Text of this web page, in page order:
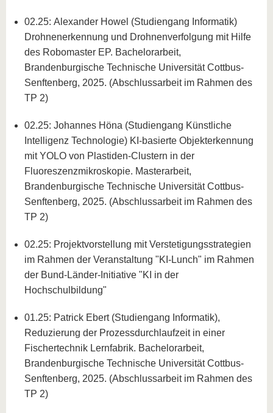
02.25: Alexander Howel (Studiengang Informatik)
Drohnenerkennung und Drohnenverfolgung mit Hilfe
des Robomaster EP. Bachelorarbeit,
Brandenburgische Technische Universität Cottbus-
Senftenberg, 2025. (Abschlussarbeit im Rahmen des
TP 2)
02.25: Johannes Höna (Studiengang Künstliche
Intelligenz Technologie) KI-basierte Objekterkennung
mit YOLO von Plastiden-Clustern in der
Fluoreszenzmikroskopie. Masterarbeit,
Brandenburgische Technische Universität Cottbus-
Senftenberg, 2025. (Abschlussarbeit im Rahmen des
TP 2)
02.25: Projektvorstellung mit Verstetigungsstrategien
im Rahmen der Veranstaltung "KI-Lunch" im Rahmen
der Bund-Länder-Initiative "KI in der
Hochschulbildung"
01.25: Patrick Ebert (Studiengang Informatik),
Reduzierung der Prozessdurchlaufzeit in einer
Fischertechnik Lernfabrik. Bachelorarbeit,
Brandenburgische Technische Universität Cottbus-
Senftenberg, 2025. (Abschlussarbeit im Rahmen des
TP 2)